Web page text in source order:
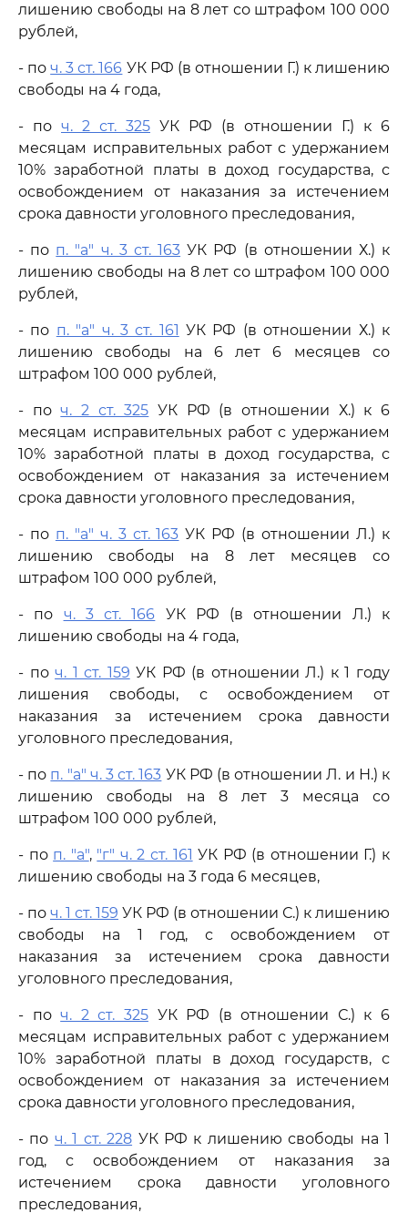
лишению свободы на 8 лет со штрафом 100 000
рублей,
- поч. 3 ст. 166 УК РФ (в отношении Г.) к лишению
свободы на 4 года,
- по ч. 2 ст. 325 УК РФ (в отношении Г.) к 6
месяцам исправительных работ с удержанием
10% заработной платы в доход государства, с
освобождением от наказания за истечением
срока давности уголовного преследования,
- по п. "а" ч. 3 ст. 163 УК РФ (в отношении Х.) к
лишению свободы на 8 лет со штрафом 100 000
рублей,
- по п. "а" ч. 3 ст. 161 УК РФ (в отношении Х.) к
лишению свободы на 6 лет 6 месяцев со
штрафом 100 000 рублей,
- поч. 2 ст. 325 УК РФ (в отношении Х.) к 6
месяцам исправительных работ с удержанием
10% заработной платы в доход государства, с
освобождением от наказания за истечением
срока давности уголовного преследования,
- по п. "а" ч. 3 ст. 163 УК РФ (в отношении Л.) к
лишению свободы на 8 лет месяцев со
штрафом 100 000 рублей,
- по ч. 3 ст. 166 УК РФ (в отношении Л.) к
лишению свободы на 4 года,
- поч. 1 ст. 159 УК РФ (в отношении Л.) к 1 году
лишения свободы, с освобождением от
наказания за истечением срока давности
уголовного преследования,
- по п. "а" ч. 3 ст. 163 УК РФ (в отношении Л. и Н.) к
лишению свободы на 8 лет 3 месяца со
штрафом 100 000 рублей,
- по п. "а", "г" ч. 2 ст. 161 УК РФ (в отношении Г.) к
лишению свободы на 3 года 6 месяцев,
- по ч. 1 ст. 159 УК РФ (в отношении С.) к лишению
свободы на 1 год, с освобождением от
наказания за истечением срока давности
уголовного преследования,
- поч. 2 ст. 325УК РФ (в отношении С.) к 6
месяцам исправительных работ с удержанием
10% заработной платы в доход государств, с
освобождением от наказания за истечением
срока давности уголовного преследования,
- по ч. 1 ст. 228 УК РФ к лишению свободы на 1
год, с освобождением от наказания за
истечением срока давности уголовного
преследования,